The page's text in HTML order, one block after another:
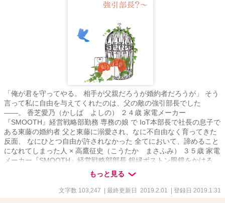
「俺が君を守ってやる。 相手が父親だろうが婚約者だろうが」 そう
言って私に自由を与えてくれたのは、父の敵の強引部長でした
――。 香芝愛乃（かしば よしの） ２４歳 家電メーカー
『SMOOTH』経営戦略部勤務 専務の娘 で IoT本部長で社長の息子で
ある東藤の婚約者 父と東藤に溺愛され、なに不自由なく育ってきた
反面、 なにひとつ自由が許されなかった 全てにおいて、諦めること
になれてしまった人 × 高鷹征史（こうたか まさふみ） ３５歳 家電
メーカー『SMOOTH』経営戦略部部長 銀縁ボストン眼鏡をかける、
人形のようにきれいな人 ただし、中身は俺様 革新的で社内の改革を
もくろむ 保守的な愛乃の父とは敵対している 口、悪い 態度、でかい
でも自分に正直な、真っ直ぐな男 × 東藤春熙（とうどう はるき）
もっと見る
文字数 103,247 | 最終更新日 2019.2.01 | 登録日 2019.1.31